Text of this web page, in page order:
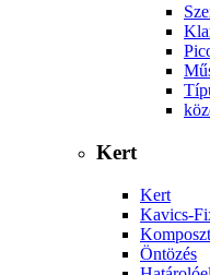
Kert
Kert
Kavics-
Öntözés